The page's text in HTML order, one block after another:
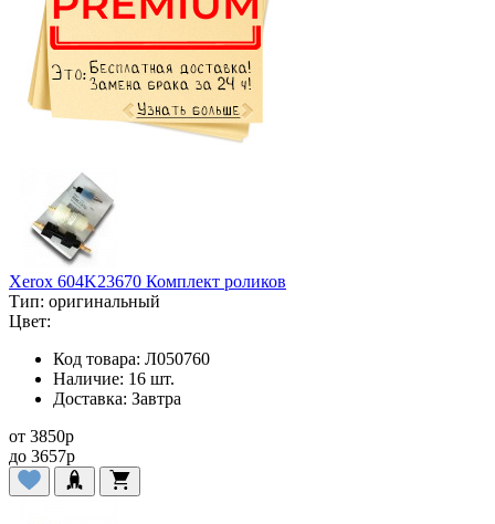
Xerox 604K23670 Комплект роликов
Тип: оригинальный
Цвет:
Код товара: Л050760
Наличие: 16 шт.
Доставка: Завтра
от 3850p
до 3657p